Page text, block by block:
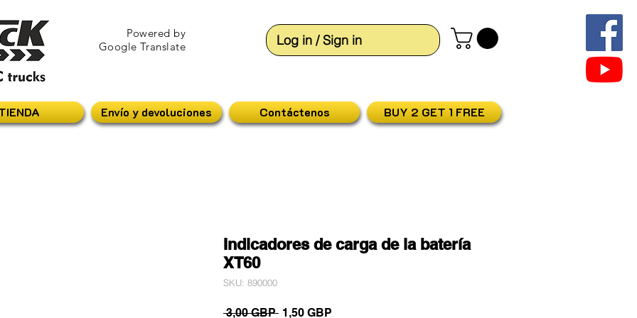
Powered by
Google Translate
Log in / Sign in
Envío y devoluciones Contáctenos BUY 2 GET 1 FREE
Indicadores de carga de la batería
XT60
SKU: 890000
3,00 GBP Precio
1,50 GBP